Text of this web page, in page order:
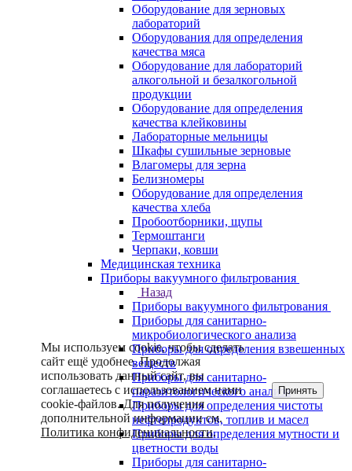
Оборудование для зерновых
лабораторий
Оборудования для определения
качества мяса
Оборудование для лабораторий
алкогольной и безалкогольной
продукции
Оборудование для определения
качества клейковины
Лабораторные мельницы
Шкафы сушильные зерновые
Влагомеры для зерна
Белизномеры
Оборудование для определения
качества хлеба
Пробоотборники, щупы
Термоштанги
Черпаки, ковши
Медицинская техника
Приборы вакуумного фильтрования
Назад
Приборы вакуумного фильтрования
Приборы для санитарно-
микробиологического анализа
Приборы для определения взвешенных
веществ
Приборы для санитарно-
паразитологического анализа
Приборы для определения чистоты
нефтепродуктов, топлив и масел
Приборы для определения мутности и
цветности воды
Приборы для санитарно-
Мы используем cookie, чтобы сделать
сайт ещё удобнее. Продолжая
использовать данный сайт, вы
соглашаетесь с использованием нами
cookie-файлов. Для получения
дополнительной информации см.
Политика конфиденциальности.
Принять